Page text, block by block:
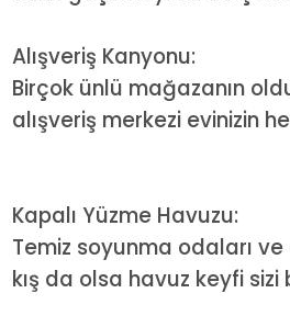
Alışveriş Kanyonu:
Birçok ünlü mağazanın
alışveriş merkezi evinizin
Kapalı Yüzme Havuzu:
Temiz soyunma odaları
kış da olsa havuz keyfi sizi